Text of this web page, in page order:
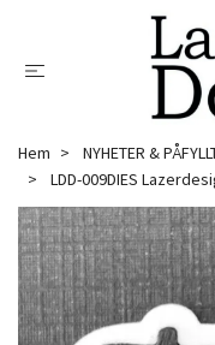
Hem NYHETER &
LDD-009DIES